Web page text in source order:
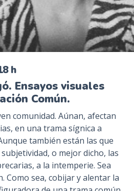
h
Ensayos visuales
Común.
comunidad. Aúnan, afectan
en una trama sígnica a
también están las que
o mejor dicho, las
a la intemperie. Sea
Como sea, cobijar y alentar la